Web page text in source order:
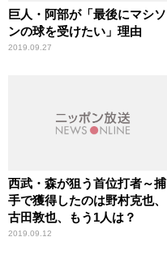
巨人・阿部が「最後にマシソ
ンの球を受けたい」理由
2019.09.27
西武・森が狙う首位打者～捕
手で獲得したのは野村克也、
古田敦也、もう1人は？
2019.09.12